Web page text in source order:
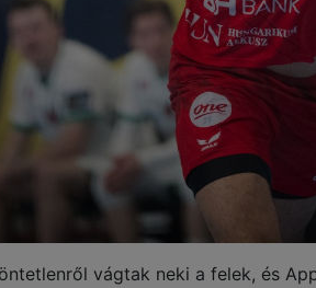
vágtak neki a felek, és